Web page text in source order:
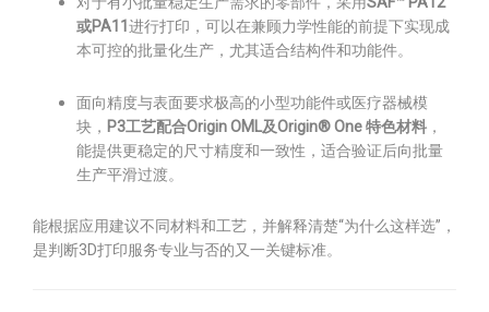
或PA11 进行打印，可以在兼顾力学性能的前提下实现成
本可控的批量化生产，尤其适合结构件和功能件。
面向精度与表面要求极高的小型功能件或医疗器械模
块， P3工艺配合Origin OML及Origin® One 特色材料 ，
能提供更稳定的尺寸精度和一致性，适合验证后向批量
生产平滑过渡。
能根据应用建议不同材料和工艺，并解释清楚“为什么这样选”，
是判断3D打印服务专业与否的又一关键标准。